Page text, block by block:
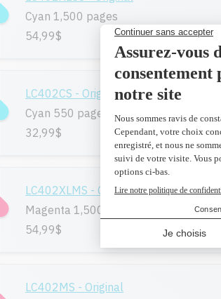
Cyan 1,500 pages
54,99$
LC402CS - Original
Cyan 550 pages
32,99$
LC402XLMS - Original
Magenta 1,500 pages
54,99$
LC402MS - Original